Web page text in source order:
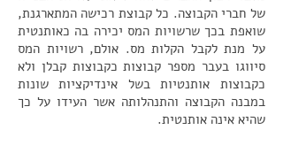
של חברי הקבוצה. כל קבוצת רכישה המתארגנת,
שואפת בכך שרשויות המס יכירה בה כאותנטית
על מנת לקבל הקלות מס. אולם, רשויות המס
סיווגו בעבר מספר קבוצות כקבוצות קבלן ולא
כקבוצות אותנטיות בשל אינדיקציות שונות
במבנה הקבוצה והתנהלותה אשר העידו על כך
שהיא אינה אותנטית.